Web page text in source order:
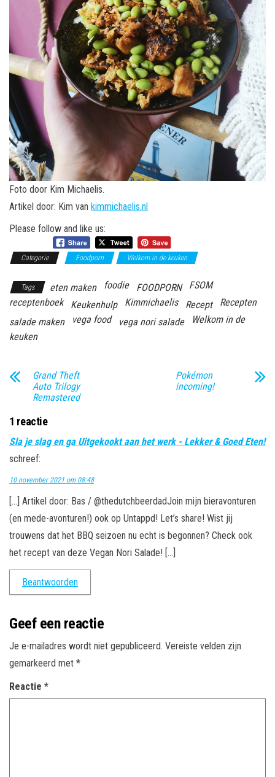
Foto door Kim Michaelis.
Artikel door: Kim van kimmichaelis.nl
Please follow and like us:
Categorie Foodporn Welkom in de keuken
Tags eten maken foodie FOODPORN
FSOM
receptenboek
Keukenhulp Kimmichaelis Recept
Recepten
salade maken
vega food vega nori salade
Welkom in de
keuken
Grand Theft
Auto Trilogy
Remastered
Pokémon
incoming!
1 reactie
Sla je slag en ga Uitgekookt aan het werk - Lekker & Goed Eten!
schreef:
10 november 2021 om 08:48
[…] Artikel door: Bas / @thedutchbeerdadJoin mijn bieravonturen
(en mede-avonturen!) ook op Untappd! Let’s share! Wist jij
trouwens dat het BBQ seizoen nu echt is begonnen? Check ook
het recept van deze Vegan Nori Salade! […]
Beantwoorden
Geef een reactie
Je e-mailadres wordt niet gepubliceerd. Vereiste velden zijn
gemarkeerd met *
Reactie *